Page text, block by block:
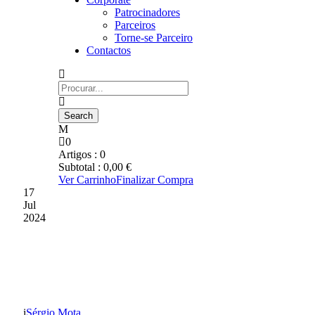
Patrocinadores
Parceiros
Torne-se Parceiro
Contactos
0
Artigos : 0
Subtotal : 0,00 €
Ver CarrinhoFinalizar Compra
17
Jul
2024
Sérgio Mota